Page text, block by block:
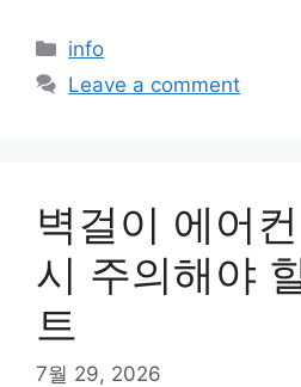
Categories
info
Leave a comment
벽걸이 에어
시 주의해야
트
7월 29, 2026